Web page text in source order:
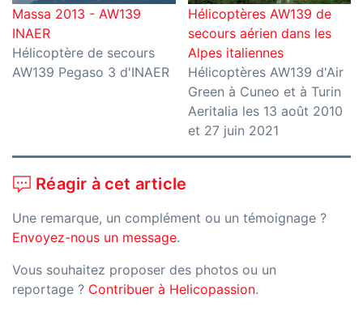
Massa 2013 - AW139
INAER
Hélicoptère de secours
AW139 Pegaso 3 d'INAER
Hélicoptères AW139 de
secours aérien dans les
Alpes italiennes
Hélicoptères AW139 d'Air
Green à Cuneo et à Turin
Aeritalia les 13 août 2010
et 27 juin 2021
Réagir à cet article
Une remarque, un complément ou un témoignage ?
Envoyez-nous un message.
Vous souhaitez proposer des photos ou un
reportage ? Contribuer à Helicopassion.